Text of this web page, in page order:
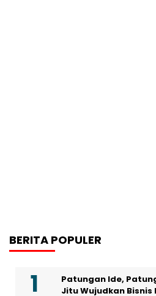
BERITA POPULER
Patungan Ide,
Jitu Wujudkan